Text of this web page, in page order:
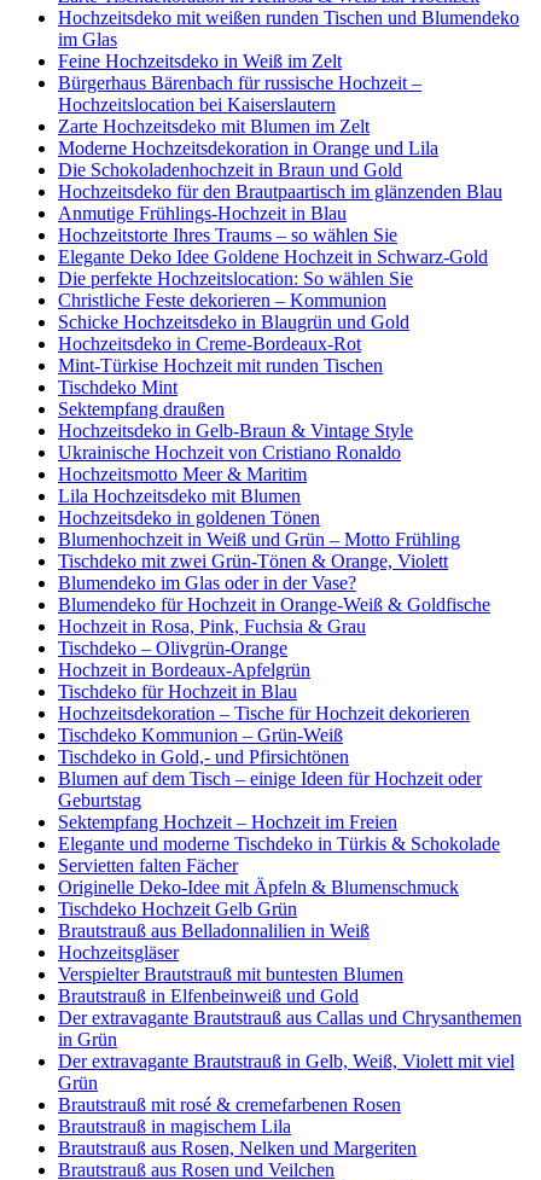
Hochzeitsdeko mit weißen runden Tischen und Blumendeko
im Glas
Feine Hochzeitsdeko in Weiß im Zelt
Bürgerhaus Bärenbach für russische Hochzeit –
Hochzeitslocation bei Kaiserslautern
Zarte Hochzeitsdeko mit Blumen im Zelt
Moderne Hochzeitsdekoration in Orange und Lila
Die Schokoladenhochzeit in Braun und Gold
Hochzeitsdeko für den Brautpaartisch im glänzenden Blau
Anmutige Frühlings-Hochzeit in Blau
Hochzeitstorte Ihres Traums – so wählen Sie
Elegante Deko Idee Goldene Hochzeit in Schwarz-Gold
Die perfekte Hochzeitslocation: So wählen Sie
Christliche Feste dekorieren – Kommunion
Schicke Hochzeitsdeko in Blaugrün und Gold
Hochzeitsdeko in Creme-Bordeaux-Rot
Mint-Türkise Hochzeit mit runden Tischen
Tischdeko Mint
Sektempfang draußen
Hochzeitsdeko in Gelb-Braun & Vintage Style
Ukrainische Hochzeit von Cristiano Ronaldo
Hochzeitsmotto Meer & Maritim
Lila Hochzeitsdeko mit Blumen
Hochzeitsdeko in goldenen Tönen
Blumenhochzeit in Weiß und Grün – Motto Frühling
Tischdeko mit zwei Grün-Tönen & Orange, Violett
Blumendeko im Glas oder in der Vase?
Blumendeko für Hochzeit in Orange-Weiß & Goldfische
Hochzeit in Rosa, Pink, Fuchsia & Grau
Tischdeko – Olivgrün-Orange
Hochzeit in Bordeaux-Apfelgrün
Tischdeko für Hochzeit in Blau
Hochzeitsdekoration – Tische für Hochzeit dekorieren
Tischdeko Kommunion – Grün-Weiß
Tischdeko in Gold,- und Pfirsichtönen
Blumen auf dem Tisch – einige Ideen für Hochzeit oder
Geburtstag
Sektempfang Hochzeit – Hochzeit im Freien
Elegante und moderne Tischdeko in Türkis & Schokolade
Servietten falten Fächer
Originelle Deko-Idee mit Äpfeln & Blumenschmuck
Tischdeko Hochzeit Gelb Grün
Brautstrauß aus Belladonnalilien in Weiß
Hochzeitsgläser
Verspielter Brautstrauß mit buntesten Blumen
Brautstrauß in Elfenbeinweiß und Gold
Der extravagante Brautstrauß aus Callas und Chrysanthemen
in Grün
Der extravagante Brautstrauß in Gelb, Weiß, Violett mit viel
Grün
Brautstrauß mit rosé & cremefarbenen Rosen
Brautstrauß in magischem Lila
Brautstrauß aus Rosen, Nelken und Margeriten
Brautstrauß aus Rosen und Veilchen